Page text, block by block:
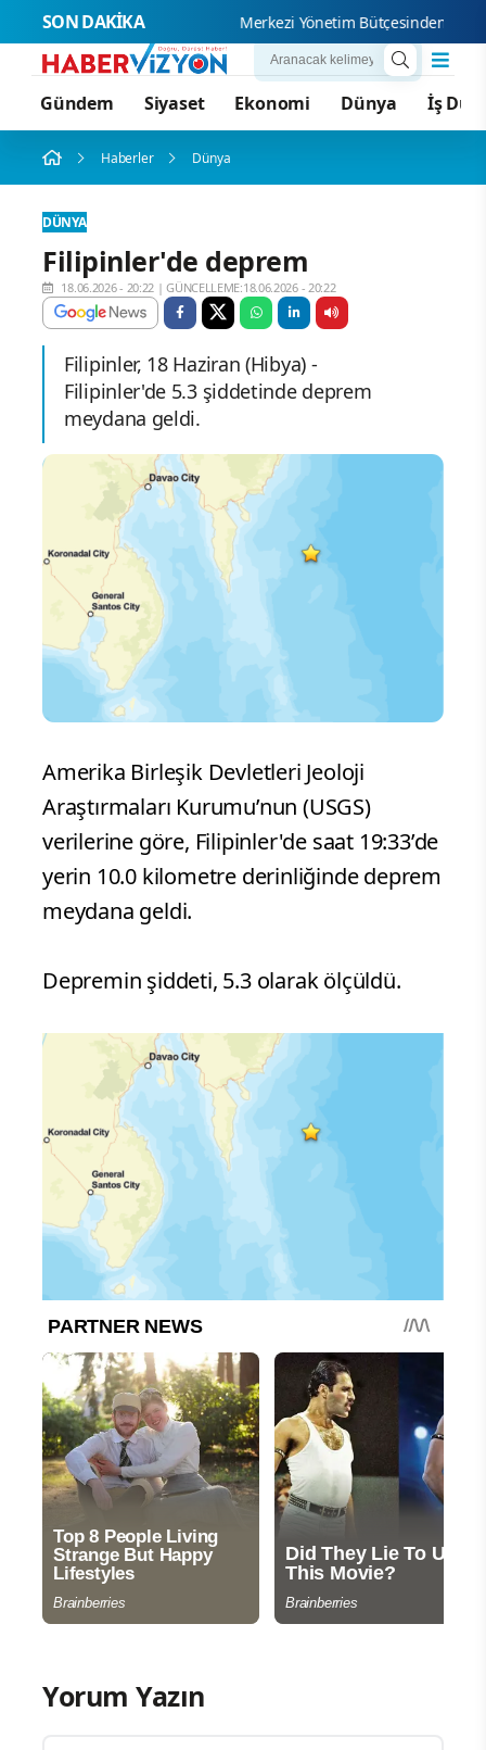
SON DAKİKA Merkezi Yönetim Bütçesinden
Gündem Siyaset Ekonomi Dünya İş
Haberler Dünya
DÜNYA
Filipinler'de deprem
18.06.2026 - 20:22 |GÜNCELLEME:18.06.2026 - 20:22
Filipinler, 18 Haziran (Hibya) -
Filipinler'de 5.3 şiddetinde deprem
meydana geldi.
Amerika Birleşik Devletleri Jeoloji
Araştırmaları Kurumu’nun (USGS)
verilerine göre, Filipinler'de saat 19:33’de
yerin 10.0 kilometre derinliğinde deprem
meydana geldi.
Depremin şiddeti, 5.3 olarak ölçüldü.
Yorum Yazın